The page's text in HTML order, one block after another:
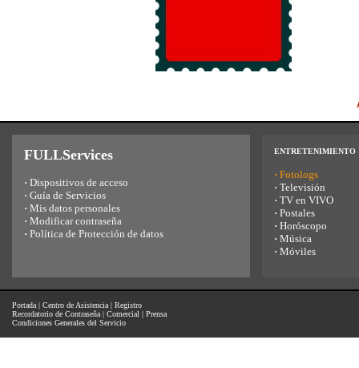
FULLServices
· Dispositivos de acceso
· Guía de Servicios
· Mis datos personales
· Modificar contraseña
· Política de Protección de datos
ENTRETENIMIENTO
· Fotologs
· Televisión
· TV en VIVO
· Postales
· Horóscopo
· Música
· Móviles
Portada | Centro de Asistencia | Registro
Recordatorio de Contraseña | Comercial | Prensa
Condiciones Generales del Servicio